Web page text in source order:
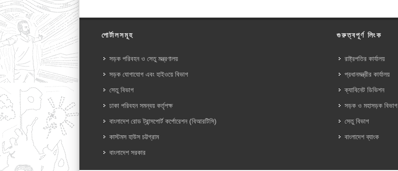
পোর্টালসমূহ
সড়ক পরিবহন ও সেতু মন্ত্রণালয়
সড়ক যোগাযোগ এবং হাইওয়ে বিভাগ
সেতু বিভাগ
ঢাকা পরিবহন সমন্বয় কর্তৃপক্ষ
বাংলাদেশ রোড ট্রান্সপোর্ট কর্পোরেশন (বিআরটিসি)
কাস্টমস হাউস চট্টগ্রাম
বাংলাদেশ সরকার
গুরুত্বপূর্ণ লিংক
রাষ্ট্রপতির কার্যালয়
প্রধানমন্ত্রীর কার্যালয়
ক্যাবিনেট ডিভিশন
সড়ক ও মহাসড়ক বিভাগ
সেতু বিভাগ
বাংলাদেশ ব্যাংক